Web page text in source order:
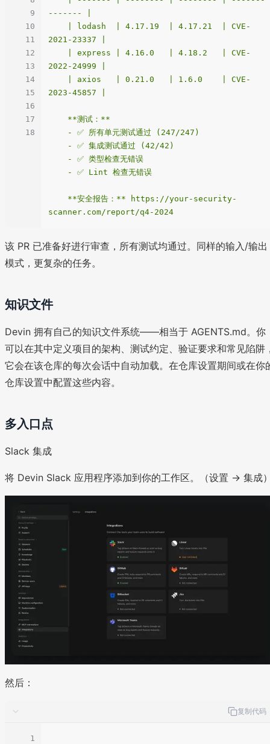
9
10
11
12
13
14
15
16
17
18
------- |
2021-23337 |
2022-24999 |
2023-45857 |
该 PR 已准备好进行审查，所有测试均通过。同样的输入/输出
模式，更复杂的任务。
知识文件
Devin 拥有自己的知识文件系统——相当于 AGENTS.md。你
可以在其中定义项目的架构、测试约定、验证要求和常见陷阱
它会在该仓库的每次会话中自动加载。在仓库设置期间或在你
仓库设置中配置这些内容。
多入口点
Slack 集成
将 Devin Slack 应用程序添加到你的工作区。（设置 -> 集成
然后：
复制代码
1